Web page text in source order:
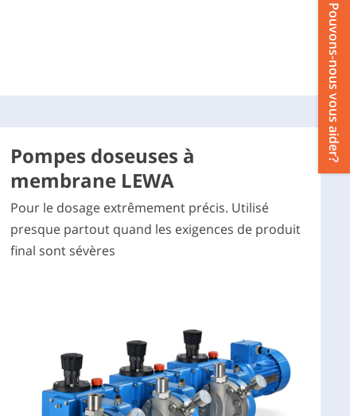
Pompes doseuses à
membrane LEWA
Pour le dosage extrêmement précis. Utilisé
presque partout quand les exigences de produit
final sont sévères
P
o
u
v
o
n
s
-
n
o
u
s
v
o
u
s
a
i
d
e
r
?